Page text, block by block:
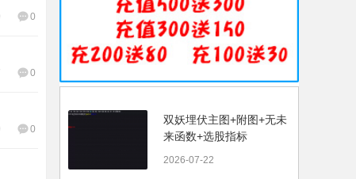
0
0
0
双妖埋伏主图+附图+无未
来函数+选股指标
2026-07-22